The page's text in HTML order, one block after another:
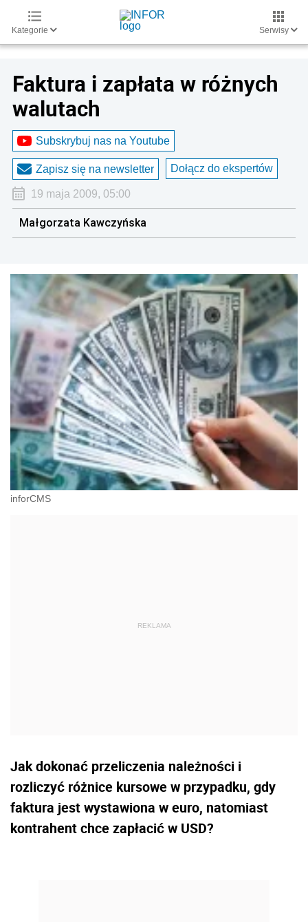
Kategorie Serwisy
Faktura i zapłata w różnych
walutach
Subskrybuj nas na Youtube
Zapisz się na newsletter Dołącz do ekspertów
19 maja 2009, 05:00
Małgorzata Kawczyńska
inforCMS
Jak dokonać przeliczenia należności i
rozliczyć różnice kursowe w przypadku, gdy
faktura jest wystawiona w euro, natomiast
kontrahent chce zapłacić w USD?